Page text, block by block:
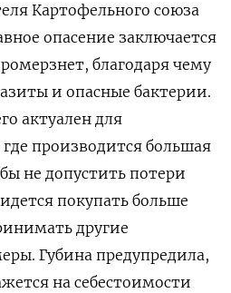
Картофельного союза
опасение заключается
благодаря чему
и опасные бактерии.
актуален для
производится большая
не допустить потери
покупать больше
другие
Губина предупредила,
на себестоимости